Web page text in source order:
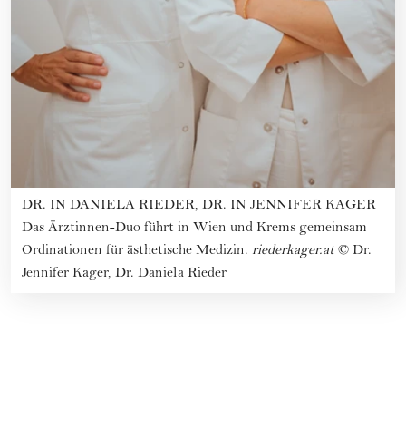
DR. IN DANIELA RIEDER, DR. IN JENNIFER KAGER
Das Ärztinnen-Duo führt in Wien und Krems gemeinsam
Ordinationen für ästhetische Medizin. riederkager.at© Dr.
Jennifer Kager, Dr. Daniela Rieder